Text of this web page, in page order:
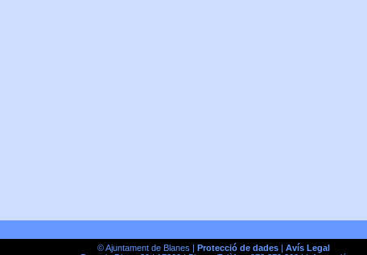
© Ajuntament de Blanes | Protecció de dades| Avís Legal